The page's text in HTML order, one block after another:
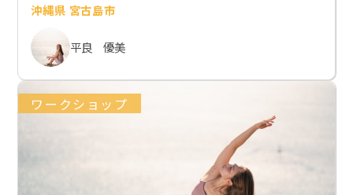
沖縄県 宮古島市
平良 優美
ワークショップ